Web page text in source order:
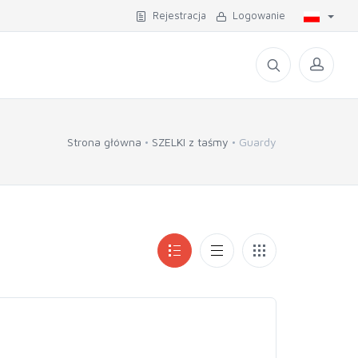
Rejestracja Logowanie
Strona główna SZELKI z taśmy Guardy